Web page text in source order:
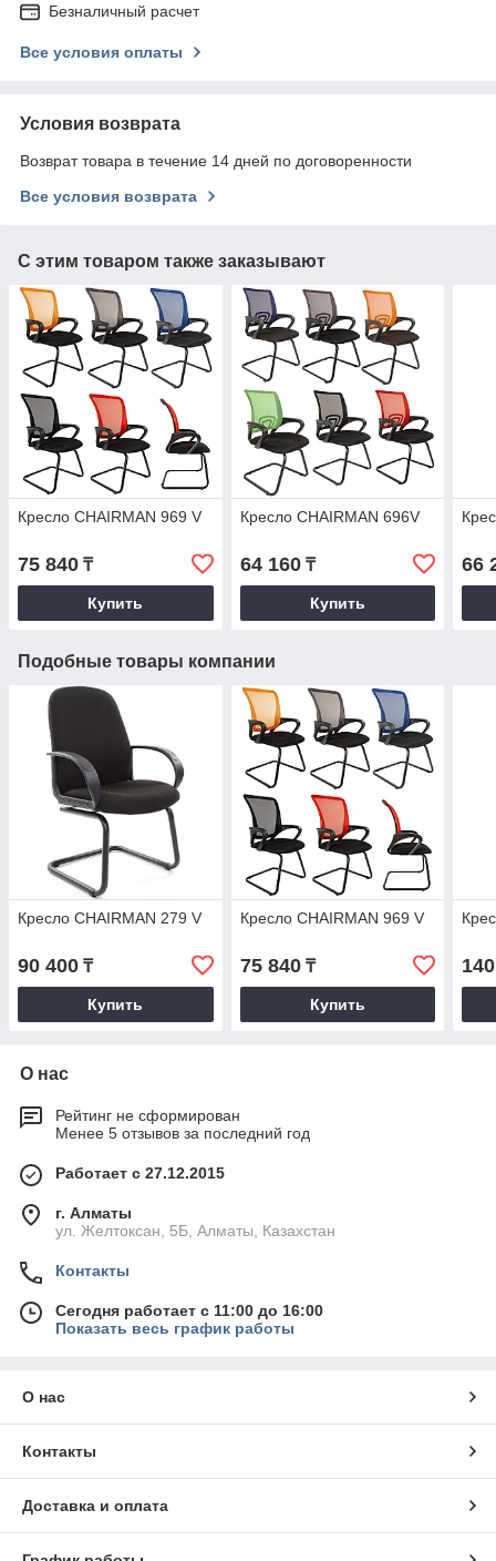
Безналичный расчет
Все условия оплаты
Условия возврата
Возврат товара в течение 14 дней по договоренности
Все условия возврата
С этим товаром также заказывают
Кресло CHAIRMAN 969 V
75 840 ₸
Купить
Кресло CHAIRMAN 696V
64 160₸
Купить
66
Подобные товары компании
Кресло CHAIRMAN 279 V
90 400 ₸
Купить
Кресло CHAIRMAN 969 V
75 840₸
Купить
О нас
Рейтинг не сформирован
Менее 5 отзывов за последний год
Работает с 27.12.2015
г. Алматы
ул. Желтоксан, 5Б, Алматы, Казахстан
Контакты
Сегодня работает с 11:00 до 16:00
Показать весь график работы
О нас
Контакты
Доставка и оплата